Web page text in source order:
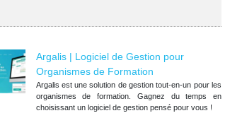
Argalis | Logiciel de Gestion pour
Organismes de Formation
Argalis est une solution de gestion tout-en-un pour les
organismes de formation. Gagnez du temps en
choisissant un logiciel de gestion pensé pour vous !